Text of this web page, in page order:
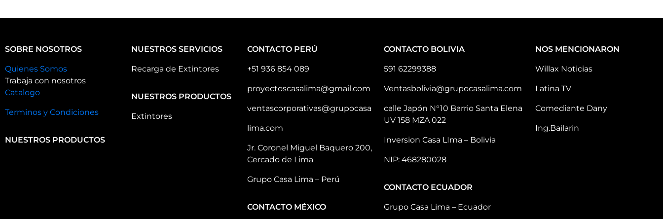
SOBRE NOSOTROS
Quienes Somos
Trabaja con nosotros
Catalogo
Terminos y Condiciones
NUESTROS PRODUCTOS
NUESTROS SERVICIOS
Recarga de Extintores
NUESTROS PRODUCTOS
Extintores
CONTACTO PERÚ
+51 936 854 089
proyectoscasalima@gmail.com
ventascorporativas@grupocasa
lima.com
Jr. Coronel Miguel Baquero 200,
Cercado de Lima
Grupo Casa Lima – Perú
CONTACTO MÉXICO
CONTACTO BOLIVIA
591 62299388
Ventasbolivia@grupocasalima.com
calle Japón N°10 Barrio Santa Elena
UV 158 MZA 022
Inversion Casa LIma – Bolivia
NIP: 468280028
CONTACTO ECUADOR
Grupo Casa Lima – Ecuador
NOS MENCIONARON
Willax Noticias
Latina TV
Comediante Dany
Ing.Bailarin